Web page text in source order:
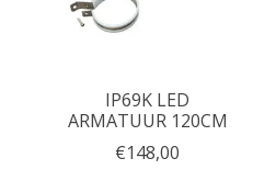
IP69K LED
ARMATUUR 120CM
€148,00